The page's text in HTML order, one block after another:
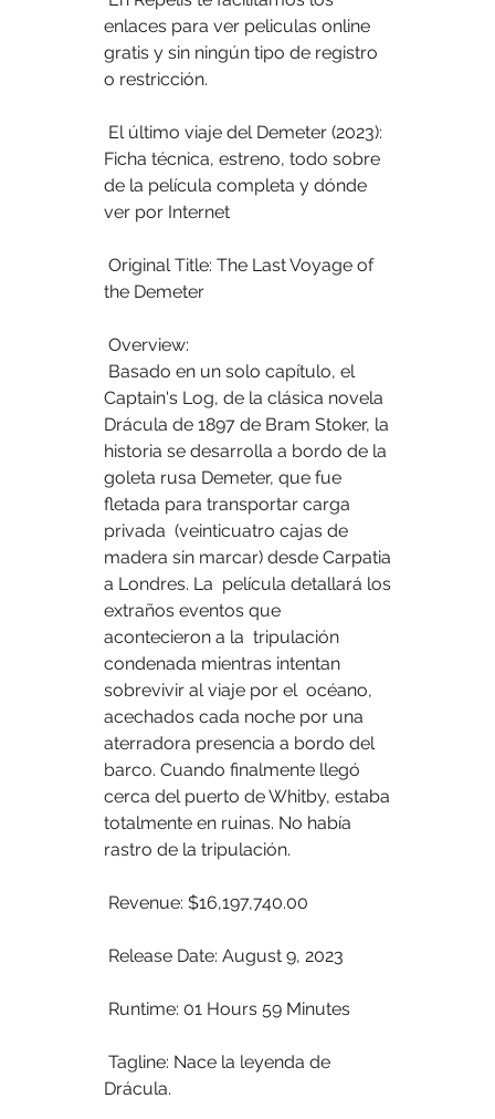
enlaces para ver peliculas online
gratis y sin ningún tipo de registro
o restricción.
Ficha técnica, estreno, todo sobre
de la película completa y dónde
ver por Internet
the Demeter
Overview:
Captain's Log, de la clásica novela
Drácula de 1897 de Bram Stoker, la
historia se desarrolla a bordo de la
goleta rusa Demeter, que fue
fletada para transportar carga
privada  (veinticuatro cajas de
madera sin marcar) desde Carpatia
a Londres. La  película detallará los
extraños eventos que
acontecieron a la  tripulación
condenada mientras intentan
sobrevivir al viaje por el  océano,
acechados cada noche por una
aterradora presencia a bordo del
barco. Cuando finalmente llegó
cerca del puerto de Whitby, estaba
totalmente en ruinas. No había
rastro de la tripulación.
Revenue: $16,197,740.00
Release Date: August 9, 2023
Runtime: 01 Hours 59 Minutes
Drácula.